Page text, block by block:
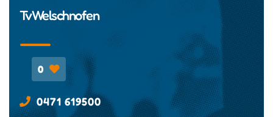
TvWelschnofen
0
0471 619500